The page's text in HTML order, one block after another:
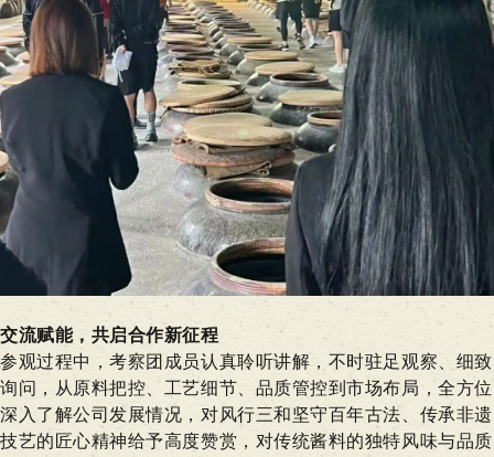
交流赋能，共启合作新征程
参观过程中，考察团成员认真聆听讲解，不时驻足观察、细致
询问，从原料把控、工艺细节、品质管控到市场布局，全方位
深入了解公司发展情况，对风行三和坚守百年古法、传承非遗
技艺的匠心精神给予高度赞赏，对传统酱料的独特风味与品质